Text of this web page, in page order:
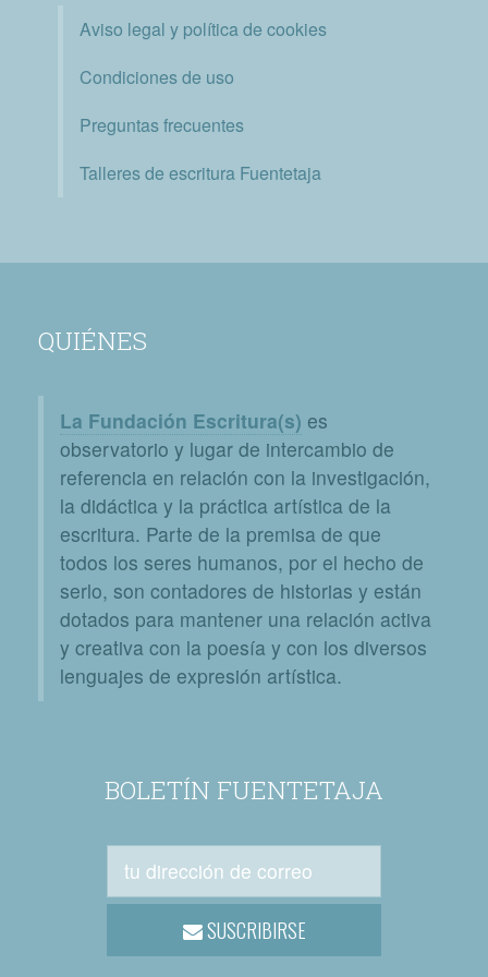
Aviso legal y política de cookies
Condiciones de uso
Preguntas frecuentes
Talleres de escritura Fuentetaja
QUIÉNES
La Fundación Escritura(s) es
observatorio y lugar de intercambio de
referencia en relación con la investigación,
la didáctica y la práctica artística de la
escritura. Parte de la premisa de que
todos los seres humanos, por el hecho de
serlo, son contadores de historias y están
dotados para mantener una relación activa
y creativa con la poesía y con los diversos
lenguajes de expresión artística.
BOLETÍN FUENTETAJA
SUSCRIBIRSE